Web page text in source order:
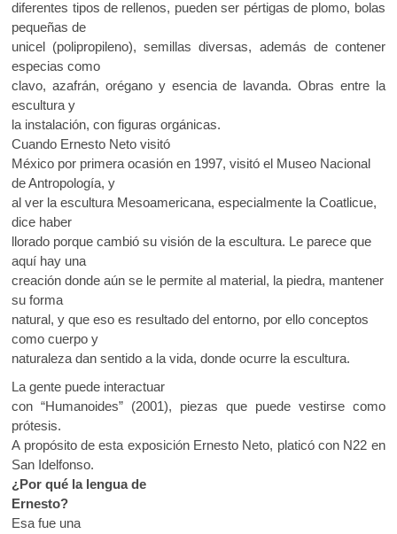
diferentes tipos de rellenos, pueden ser pértigas de plomo, bolas
pequeñas de
unicel (polipropileno), semillas diversas, además de contener
especias como
clavo, azafrán, orégano y esencia de lavanda. Obras entre la
escultura y
la instalación, con figuras orgánicas.
Cuando Ernesto Neto visitó
México por primera ocasión en 1997, visitó el Museo Nacional
de Antropología, y
al ver la escultura Mesoamericana, especialmente la Coatlicue,
dice haber
llorado porque cambió su visión de la escultura. Le parece que
aquí hay una
creación donde aún se le permite al material, la piedra, mantener
su forma
natural, y que eso es resultado del entorno, por ello conceptos
como cuerpo y
naturaleza dan sentido a la vida, donde ocurre la escultura.
La gente puede interactuar
con “Humanoides” (2001), piezas que puede vestirse como
prótesis.
A propósito de esta exposición Ernesto Neto, platicó con N22 en
San Idelfonso.
¿Por qué la lengua de
Ernesto?
Esa fue una